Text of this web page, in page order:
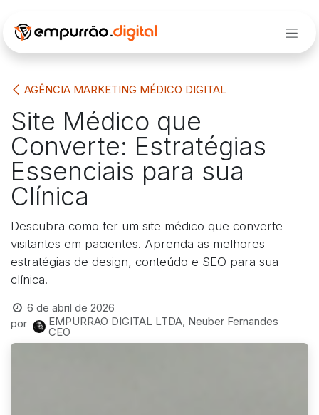
AGÊNCIA MARKETING MÉDICO DIGITAL
Site Médico que
Converte: Estratégias
Essenciais para sua
Clínica
Descubra como ter um site médico que converte
visitantes em pacientes. Aprenda as melhores
estratégias de design, conteúdo e SEO para sua
clínica.
6 de abril de 2026
por
EMPURRAO DIGITAL LTDA, Neuber Fernandes
CEO